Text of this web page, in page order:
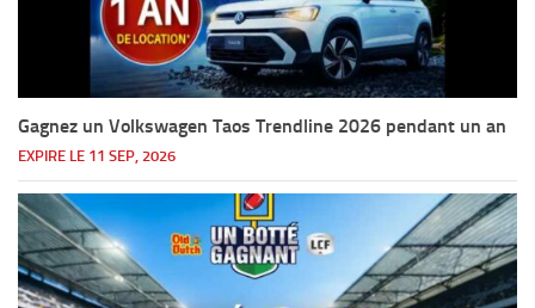
Gagnez un Volkswagen Taos Trendline 2026 pendant un an
EXPIRE LE 11 SEP, 2026